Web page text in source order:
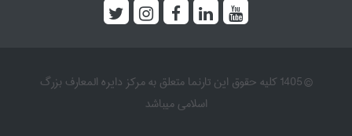
© 1405 کلیه حقوق این تارنما متعلق به مرکز دایره المعارف بزرگ
اسلامی میباشد